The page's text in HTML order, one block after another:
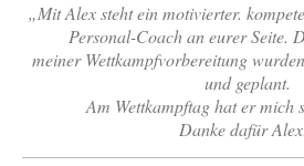
„Mit Alex steht ein motivierter.
Personal-Coach an eurer Seite.
meiner Wettkampfvorbereitung
und geplant.
Am Wettkampftag hat er mich
Danke dafür